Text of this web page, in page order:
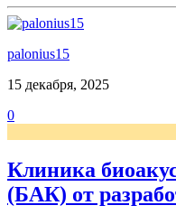
palonius15
15 декабря, 2025
0
Клиника
(БАК) от